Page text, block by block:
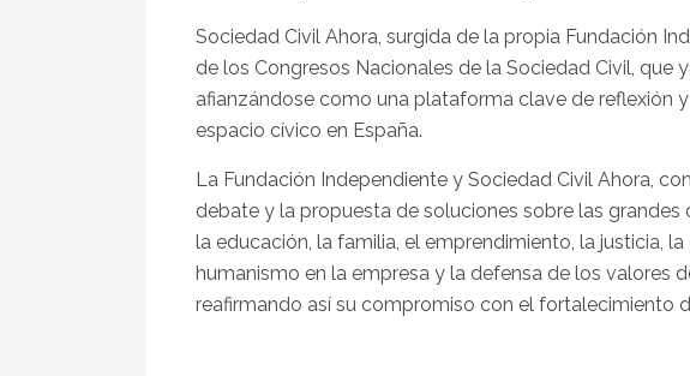
Sociedad Civil Ahora, surgida de la propia Fundación
de los Congresos Nacionales de la Sociedad Civil, que
afianzándose como una plataforma clave de reflexión
espacio cívico en España.
La Fundación Independiente y Sociedad Civil Ahora,
debate y la propuesta de soluciones sobre las
la educación, la familia, el emprendimiento, la justicia,
humanismo en la empresa y la defensa de los valores
reafirmando así su compromiso con el fortalecimiento